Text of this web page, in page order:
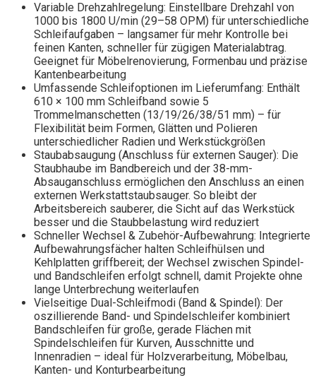
Variable Drehzahlregelung: Einstellbare Drehzahl von
1000 bis 1800 U/min (29–58 OPM) für unterschiedliche
Schleifaufgaben – langsamer für mehr Kontrolle bei
feinen Kanten, schneller für zügigen Materialabtrag.
Geeignet für Möbelrenovierung, Formenbau und präzise
Kantenbearbeitung
Umfassende Schleifoptionen im Lieferumfang: Enthält
610 × 100 mm Schleifband sowie 5
Trommelmanschetten (13/19/26/38/51 mm) – für
Flexibilität beim Formen, Glätten und Polieren
unterschiedlicher Radien und Werkstückgrößen
Staubabsaugung (Anschluss für externen Sauger): Die
Staubhaube im Bandbereich und der 38-mm-
Absauganschluss ermöglichen den Anschluss an einen
externen Werkstattstaubsauger. So bleibt der
Arbeitsbereich sauberer, die Sicht auf das Werkstück
besser und die Staubbelastung wird reduziert
Schneller Wechsel & Zubehör-Aufbewahrung: Integrierte
Aufbewahrungsfächer halten Schleifhülsen und
Kehlplatten griffbereit; der Wechsel zwischen Spindel-
und Bandschleifen erfolgt schnell, damit Projekte ohne
lange Unterbrechung weiterlaufen
Vielseitige Dual-Schleifmodi (Band & Spindel): Der
oszillierende Band- und Spindelschleifer kombiniert
Bandschleifen für große, gerade Flächen mit
Spindelschleifen für Kurven, Ausschnitte und
Innenradien – ideal für Holzverarbeitung, Möbelbau,
Kanten- und Konturbearbeitung